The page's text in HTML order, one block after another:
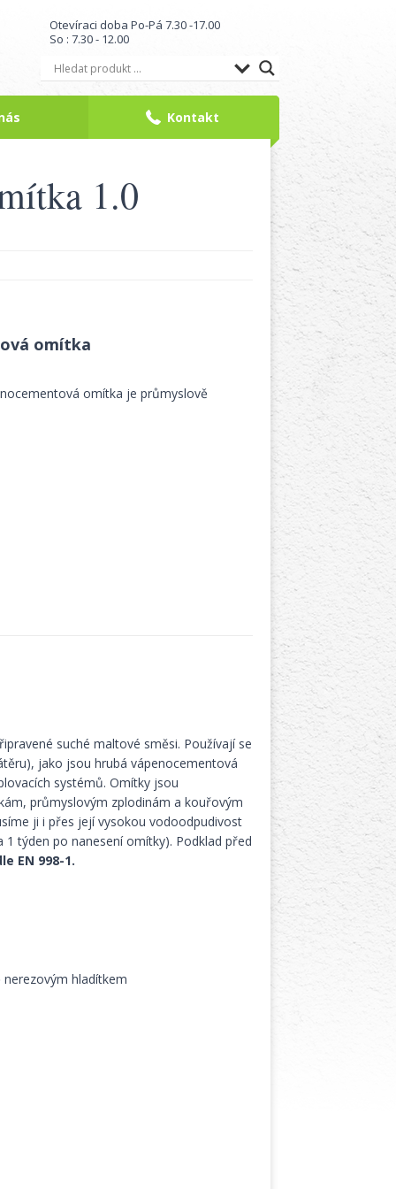
Otevíraci doba Po-Pá 7.30 -17.00
So : 7.30 - 12.00
Kontakt
1.0
omítka
omítka je průmyslově
suché maltové směsi. Používají se
jako jsou hrubá vápenocementová
systémů. Omítky jsou
průmyslovým zplodinám a kouřovým
ji i přes její vysokou vodoodpudivost
týden po nanesení omítky). Podklad před
EN 998-1.
nerezovým hladítkem